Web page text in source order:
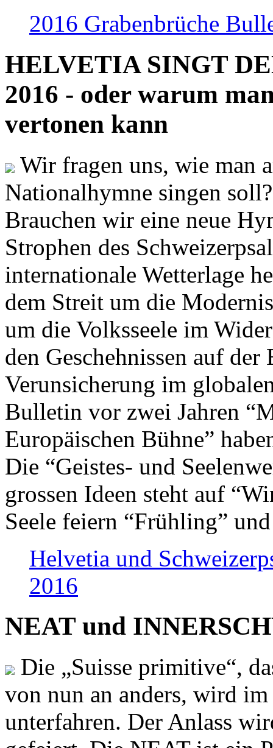
2016 Grabenbrüche
HELVETIA SINGT
2016 - oder warum
vertonen kann
Wir fragen uns, wie man
Nationalhymne singen
Brauchen wir eine neue
Strophen des
internationale Wetterlage
dem Streit um die
um die Volksseele im
den Geschehnissen auf
Verunsicherung im
Bulletin vor zwei Jahren
Europäischen Bühne”
Die “Geistes- und
grossen Ideen steht auf
Seele feiern “Frühling”
Helvetia und
2016
NEAT und
Die „Suisse primitive“,
von nun an anders, wird
unterfahren. Der Anlass